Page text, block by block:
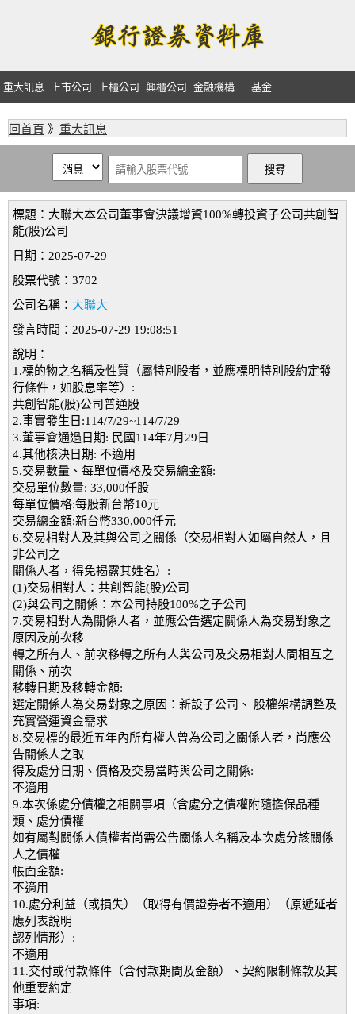
重大訊息 上市公司 上櫃公司 興櫃公司 金融機構 基金
回首頁 》 重大訊息
標題：大聯大本公司董事會決議增資100%轉投資子公司共創智
能(股)公司
日期：2025-07-29
股票代號：3702
公司名稱： 大聯大
發言時間：2025-07-29 19:08:51
說明：
1.標的物之名稱及性質（屬特別股者，並應標明特別股約定發
行條件，如股息率等）:
共創智能(股)公司普通股
2.事實發生日:114/7/29~114/7/29
3.董事會通過日期: 民國114年7月29日
4.其他核決日期: 不適用
5.交易數量、每單位價格及交易總金額:
交易單位數量: 33,000仟股
每單位價格:每股新台幣10元
交易總金額:新台幣330,000仟元
6.交易相對人及其與公司之關係（交易相對人如屬自然人，且
非公司之
關係人者，得免揭露其姓名）:
(1)交易相對人：共創智能(股)公司
(2)與公司之關係：本公司持股100%之子公司
7.交易相對人為關係人者，並應公告選定關係人為交易對象之
原因及前次移
轉之所有人、前次移轉之所有人與公司及交易相對人間相互之
關係、前次
移轉日期及移轉金額:
選定關係人為交易對象之原因：新設子公司、 股權架構調整及
充實營運資金需求
8.交易標的最近五年內所有權人曾為公司之關係人者，尚應公
告關係人之取
得及處分日期、價格及交易當時與公司之關係:
不適用
9.本次係處分債權之相關事項（含處分之債權附隨擔保品種
類、處分債權
如有屬對關係人債權者尚需公告關係人名稱及本次處分該關係
人之債權
帳面金額:
不適用
10.處分利益（或損失）（取得有價證券者不適用）（原遞延者
應列表說明
認列情形）:
不適用
11.交付或付款條件（含付款期間及金額）、契約限制條款及其
他重要約定
事項: